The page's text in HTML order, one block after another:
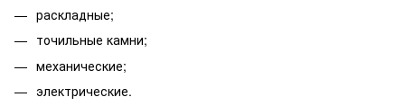
раскладные;
точильные камни;
механические;
электрические.